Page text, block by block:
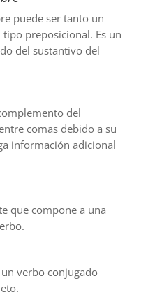
puede ser tanto un
preposicional. Es un
del sustantivo del
del
comas debido a su
información adicional
que compone a una
verbo conjugado